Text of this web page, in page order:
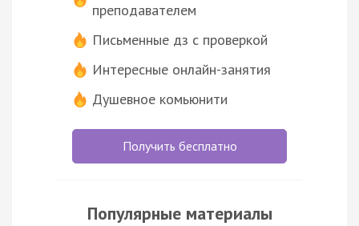
преподавателем
Письменные дз с проверкой
Интересные онлайн-занятия
Душевное комьюнити
Получить бесплатно
Популярные материалы